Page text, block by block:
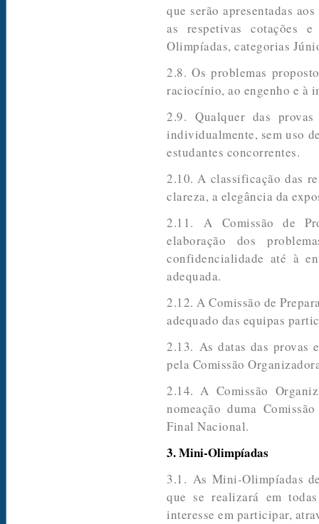
que serão apresentadas
as respetivas cotações
Olimpíadas, categorias
2.8. Os problemas
raciocínio, ao engenho e à
2.9. Qualquer das
individualmente, sem uso
estudantes concorrentes.
2.10. A classificação das
clareza, a elegância da
2.11. A Comissão de
elaboração dos
confidencialidade até à
adequada.
2.12. A Comissão de
adequado das equipas
2.13. As datas das provas
pela Comissão
2.14. A Comissão
nomeação duma
Final Nacional.
3. Mini-Olimpíadas
3.1. As Mini-Olimpíadas
que se realizará em
interesse em participar,